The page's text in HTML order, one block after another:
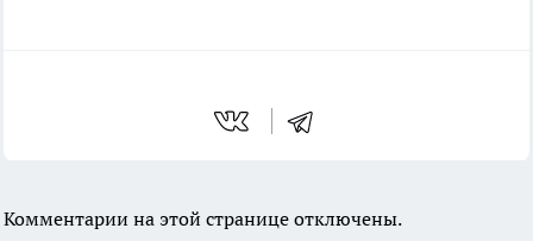
Комментарии на этой странице отключены.